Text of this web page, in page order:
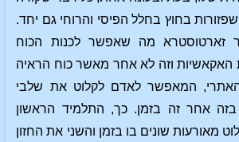
בחוץ בחלל הפיסי והרוחי גם יחד.
זארטוסטרא מה שאפשר לכנות הכוח
האקאשיות וזה לא אחר מאשר כוח הראיה
המאפשר לאדם לקלוט את שלבי
בזה אחר זה בזמן. כך, התלמיד הראשון
מאורעות שונים בו בזמן והשני את החזון